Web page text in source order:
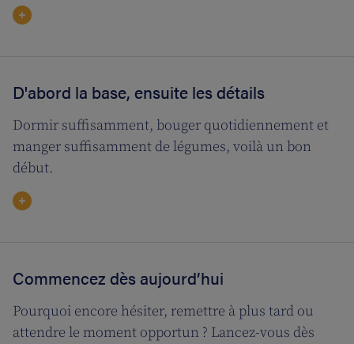
D'abord la base, ensuite les détails
Dormir suffisamment, bouger quotidiennement et
manger suffisamment de légumes, voilà un bon
début.
Commencez dès aujourd’hui
Pourquoi encore hésiter, remettre à plus tard ou
attendre le moment opportun ? Lancez-vous dès